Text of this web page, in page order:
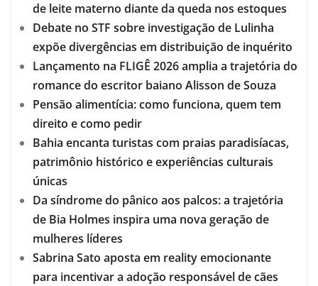
de leite materno diante da queda nos estoques
Debate no STF sobre investigação de Lulinha
expõe divergências em distribuição de inquérito
Lançamento na FLIGÊ 2026 amplia a trajetória do
romance do escritor baiano Alisson de Souza
Pensão alimentícia: como funciona, quem tem
direito e como pedir
Bahia encanta turistas com praias paradisíacas,
patrimônio histórico e experiências culturais
únicas
Da síndrome do pânico aos palcos: a trajetória
de Bia Holmes inspira uma nova geração de
mulheres líderes
Sabrina Sato aposta em reality emocionante
para incentivar a adoção responsável de cães